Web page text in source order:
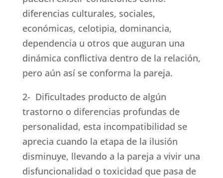
diferencias culturales, sociales,
económicas, celotipia, dominancia,
dependencia u otros que auguran una
dinámica conflictiva dentro de la relación,
pero aún así se conforma la pareja.
2- Dificultades producto de algún
trastorno o diferencias profundas de
personalidad, esta incompatibilidad se
aprecia cuando la etapa de la ilusión
disminuye, llevando a la pareja a vivir una
disfuncionalidad o toxicidad que pasa de